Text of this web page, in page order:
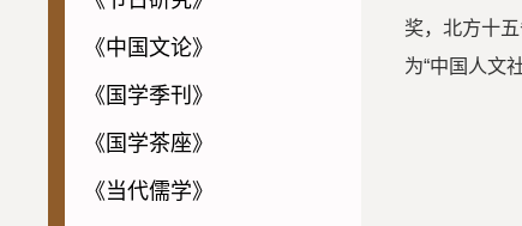
《中国文论》
《国学季刊》
《国学茶座》
《当代儒学》
奖，北方十
为“中国人文